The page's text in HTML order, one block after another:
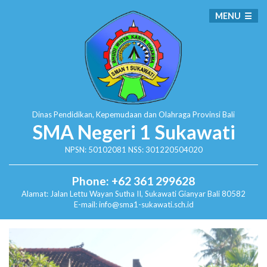
Dinas Pendidikan, Kepemudaan dan Olahraga Provinsi Bali
SMA Negeri 1 Sukawati
NPSN: 50102081 NSS: 301220504020
Phone: +62 361 299628
Alamat: Jalan Lettu Wayan Sutha II, SukawatiGianyar Bali 80582
E-mail: info@sma1-sukawati.sch.id
MENU